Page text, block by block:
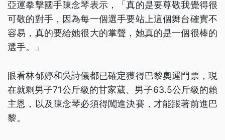
亞運拳擊國手陳念琴表示，「真的是要尊敬我覺得很
可敬的對手，因為每一個選手要站上這個舞台確實不
容易，真的要給她很大的掌聲，她真的是一個很棒的
選手。」
眼看林郁婷和吳詩儀都已確定獲得巴黎奧運門票，現
在就剩男子71公斤級的甘家葳、男子63.5公斤級的賴
主恩，以及陳念琴必須得闖進決賽，才能跟著前進巴
黎。